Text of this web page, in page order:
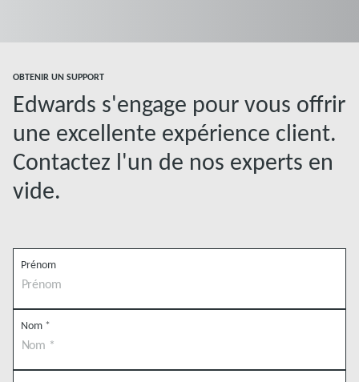
OBTENIR UN SUPPORT
Edwards s'engage pour vous offrir
une excellente expérience client.
Contactez l'un de nos experts en
vide.
Prénom
Nom *